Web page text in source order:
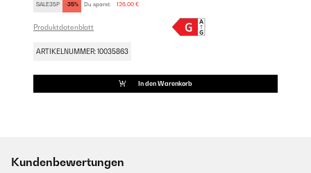
SALE35P -35% Du sparst: 126,00 €
Produktdatenblatt
ARTIKELNUMMER: 10035863
In den Warenkorb
Kundenbewertungen